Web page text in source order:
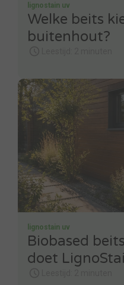
lignostain uv
Welke beits
buitenhout?
lignostain uv
Biobased
doet